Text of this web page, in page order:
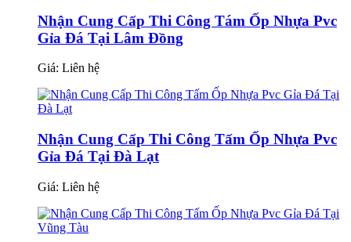
Nhận Cung Cấp Thi Công Tám Ốp Nhựa Pvc
Gỉa Đá Tại Lâm Đồng
Giá: Liên hệ
Nhận Cung Cấp Thi Công Tấm Ốp Nhựa Pvc
Gỉa Đá Tại Đà Lạt
Giá: Liên hệ